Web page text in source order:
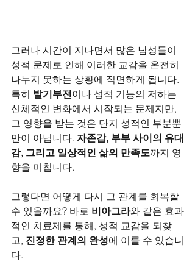
그러나 시간이 지나면서 많은 남성들이
성적 문제로 인해 이러한 교감을 온전히
나누지 못하는 상황에 직면하게 됩니다.
특히 발기부전이나 성적 기능의 저하는
신체적인 변화에서 시작되는 문제지만,
그 영향을 받는 것은 단지 성적인 부분뿐
만이 아닙니다. 자존감, 부부 사이의 유대
감, 그리고 일상적인 삶의 만족도까지 영
향을 미칩니다.
그렇다면 어떻게 다시 그 관계를 회복할
수 있을까요? 바로 비아그라와 같은 효과
적인 치료제를 통해, 성적 교감을 되찾
고, 진정한 관계의 완성에 이를 수 있습니
다.